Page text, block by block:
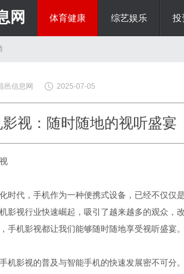
网 体育健康 综艺娱乐 投
邑信息网 2025-07-05
视：随时随地的视听盛宴
时代，手机作为一种便携式设备，已经不仅仅
影视行业快速崛起，吸引了越来越多的观众，
手机影视都让我们能够随时随地享受视听盛宴
机影视的普及与智能手机的快速发展密不可分